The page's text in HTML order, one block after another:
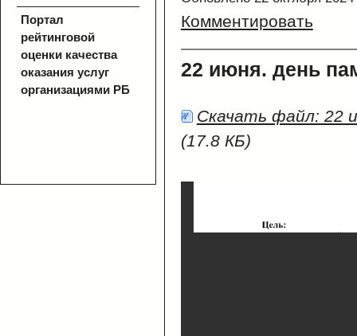
Портал
рейтинговой
оценки качества
оказания услуг
организациями РБ
Комментировать
22 июня. день
Скачать файл: 22
(17.8 КБ)